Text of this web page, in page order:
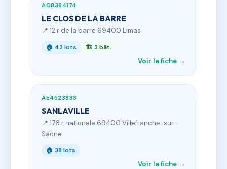
AG8384174
LE CLOS DE LA BARRE
📍 12 r de la barre 69400 Limas
🏠 42 lots 🏗 3 bât.
Voir la fiche →
AE4523833
SANLAVILLE
📍 176 r nationale 69400 Villefranche-sur-
Saône
🏠 38 lots
Voir la fiche →